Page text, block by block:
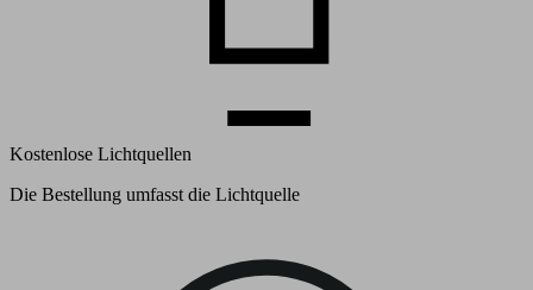
Kostenlose Lichtquellen
Die Bestellung umfasst die Lichtquelle